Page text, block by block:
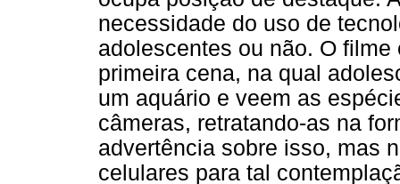
necessidade do uso de
adolescentes ou não. O
primeira cena, na qual
um aquário e veem as
câmeras, retratando-as na
advertência sobre isso, mas
celulares para tal